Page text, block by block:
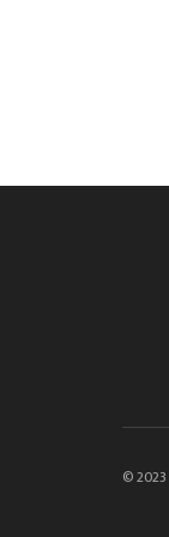
© 2023